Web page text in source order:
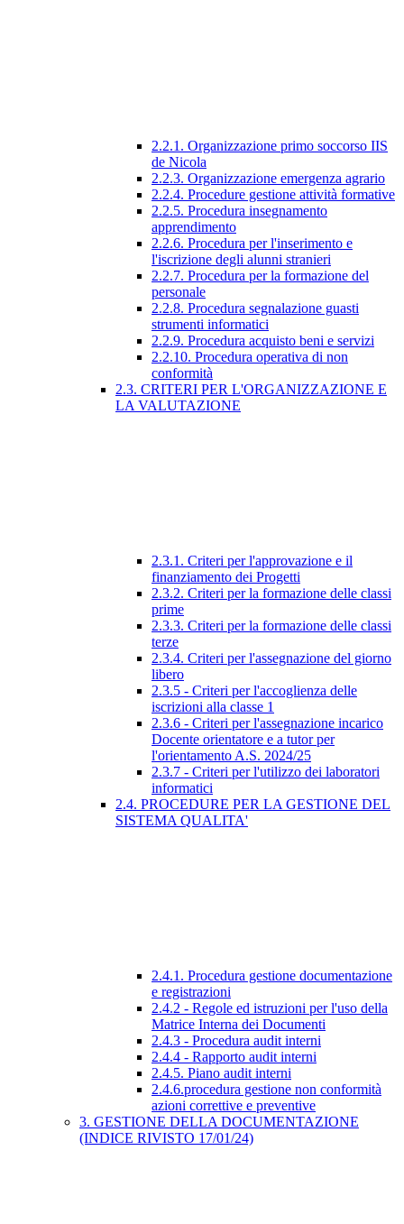
2.2.1. Organizzazione primo soccorso IIS
de Nicola
2.2.3. Organizzazione emergenza agrario
2.2.4. Procedure gestione attività formative
2.2.5. Procedura insegnamento
apprendimento
2.2.6. Procedura per l'inserimento e
l'iscrizione degli alunni stranieri
2.2.7. Procedura per la formazione del
personale
2.2.8. Procedura segnalazione guasti
strumenti informatici
2.2.9. Procedura acquisto beni e servizi
2.2.10. Procedura operativa di non
conformità
2.3. CRITERI PER L'ORGANIZZAZIONE E
LA VALUTAZIONE
2.3.1. Criteri per l'approvazione e il
finanziamento dei Progetti
2.3.2. Criteri per la formazione delle classi
prime
2.3.3. Criteri per la formazione delle classi
terze
2.3.4. Criteri per l'assegnazione del giorno
libero
2.3.5 - Criteri per l'accoglienza delle
iscrizioni alla classe 1
2.3.6 - Criteri per l'assegnazione incarico
Docente orientatore e a tutor per
l'orientamento A.S. 2024/25
2.3.7 - Criteri per l'utilizzo dei laboratori
informatici
2.4. PROCEDURE PER LA GESTIONE DEL
SISTEMA QUALITA'
2.4.1. Procedura gestione documentazione
e registrazioni
2.4.2 - Regole ed istruzioni per l'uso della
Matrice Interna dei Documenti
2.4.3 - Procedura audit interni
2.4.4 - Rapporto audit interni
2.4.5. Piano audit interni
2.4.6.procedura gestione non conformità
azioni correttive e preventive
3. GESTIONE DELLA DOCUMENTAZIONE
(INDICE RIVISTO 17/01/24)